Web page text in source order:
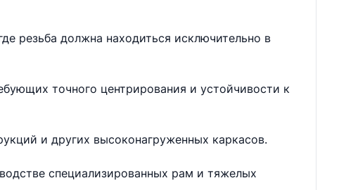
резьба должна находиться исключительно в
точного центрирования и устойчивости к
и других высоконагруженных каркасов.
специализированных рам и тяжелых